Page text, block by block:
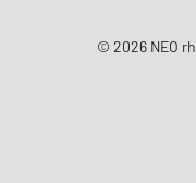
© 2026 NEO